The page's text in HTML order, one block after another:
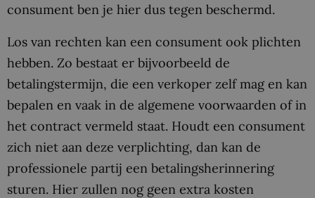
consument ben je hier dus tegen beschermd.
Los van rechten kan een consument ook plichten
hebben. Zo bestaat er bijvoorbeeld de
betalingstermijn, die een verkoper zelf mag en kan
bepalen en vaak in de algemene voorwaarden of in
het contract vermeld staat. Houdt een consument
zich niet aan deze verplichting, dan kan de
professionele partij een betalingsherinnering
sturen. Hier zullen nog geen extra kosten